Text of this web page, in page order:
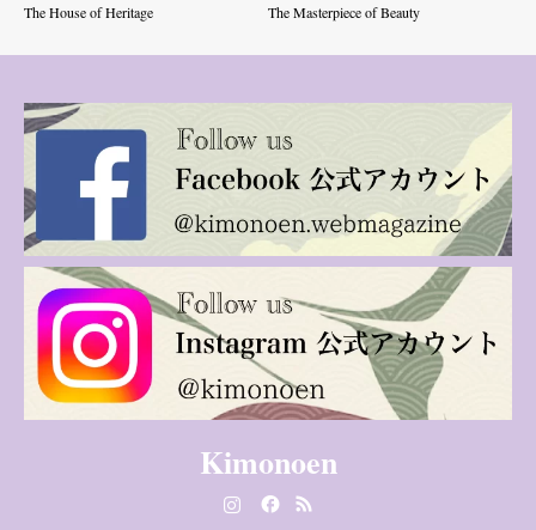
The House of Heritage
The Masterpiece of Beauty
Kimonoen